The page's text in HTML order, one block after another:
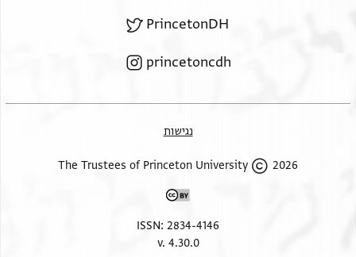
PrincetonDH
princetoncdh
נגישות
2026 The Trustees of Princeton University
ISSN: 2834-4146
v. 4.30.0